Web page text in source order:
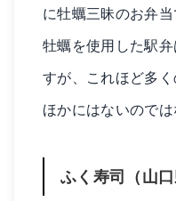
に牡蠣三昧のお弁当
牡蠣を使用した駅
すが、これほど多
ほかにはないのでは
ふく寿司（山口